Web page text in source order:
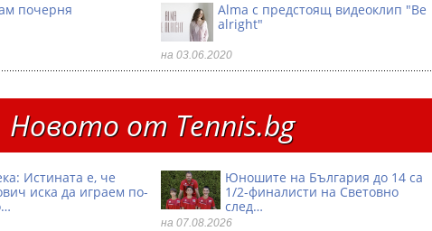
почерня
Alma с предстоящ видеоклип "Be
alright"
на 03.06.2020
Новото от Тennis.bg
Истината е, че
иска да играем по-
Юношите на България до 14 са
1/2-финалисти на Световно
след…
на 07.08.2026